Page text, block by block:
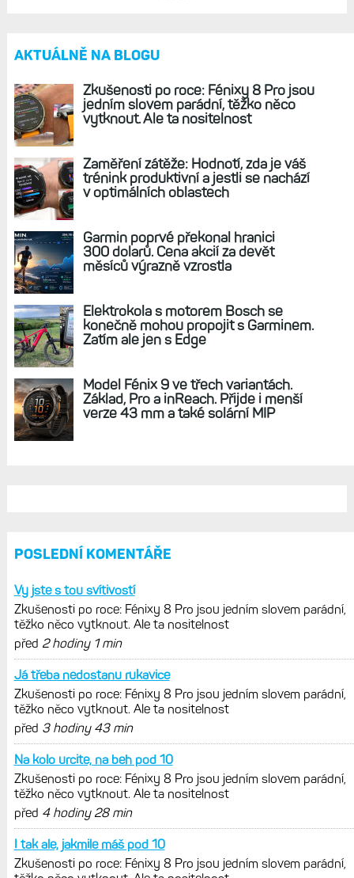
REKLAMA
AKTUÁLNĚ NA BLOGU
jedním slovem parádní, těžko něco
vytknout. Ale ta nositelnost
trénink produktivní a jestli se nachází
v optimálních oblastech
Model Fénix 9 ve třech variantách.
Základ, Pro a inReach. Přijde i menší
verze 43 mm a také solární MIP